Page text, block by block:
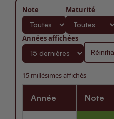
Note Maturité
Années affichées
15 millésimes affichés
Année Note